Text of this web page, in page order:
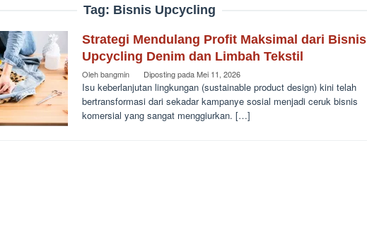
Tag: Bisnis Upcycling
Strategi Mendulang Profit Maksimal dari Bisnis
Upcycling Denim dan Limbah Tekstil
Olehbangmin Diposting padaMei 11, 2026
Isu keberlanjutan lingkungan (sustainable product design) kini telah
bertransformasi dari sekadar kampanye sosial menjadi ceruk bisnis
komersial yang sangat menggiurkan. […]